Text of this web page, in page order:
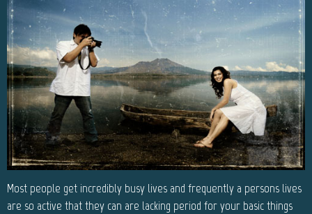
Most people get incredibly busy lives and frequently a persons lives
are so active that they can are lacking period for your basic things